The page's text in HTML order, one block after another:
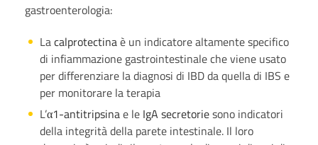
gastroenterologia:
Lacalprotectinaè un indicatore altamente specifico
di infiammazione gastrointestinale che viene usato
per differenziare la diagnosi di IBD da quella di IBS e
per monitorare la terapia
L’α1-antitripsinae le IgA secretoriesono indicatori
della integrità della parete intestinale. Il loro